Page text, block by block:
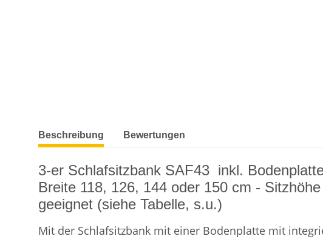
weitere Registerkarten anzeigen
Beschreibung Bewertungen
3-er Schlafsitzbank SAF43 inkl.
Breite 118, 126, 144 oder 150 cm -
geeignet (siehe Tabelle, s.u.)
Mit der Schlafsitzbank mit einer Bodenplatte mit